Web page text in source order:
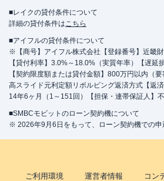
■レイクの貸付条件について
詳細の貸付条件はこちら
■アイフルの貸付条件について
※【商号】アイフル株式会社【登録番号】近畿
【貸付利率】3.0%～18.0%（実質年率）【遅延
【契約限度額または貸付金額】800万円以内（
高スライド元利定額リボルビング返済方式【返
14年6ヶ月（1～151回）【担保・連帯保証人】
■SMBCモビットのローン契約機について
※ 2026年9月6日をもって、ローン契約機での申
ご利用環境 運営者情報
コン